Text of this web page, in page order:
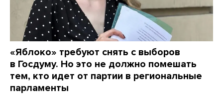
«Яблоко» требуют снять с выборов
в Госдуму. Но это не должно помешать
тем, кто идет от партии в региональные
парламенты